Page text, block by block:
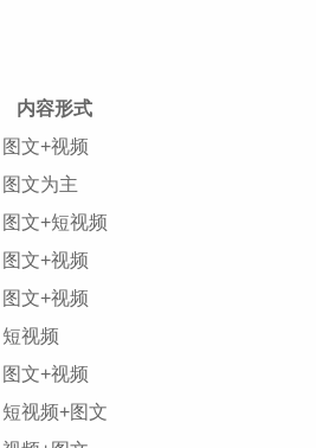
内容形式
图文+视频
图文为主
图文+短视频
图文+视频
图文+视频
短视频
图文+视频
短视频+图文